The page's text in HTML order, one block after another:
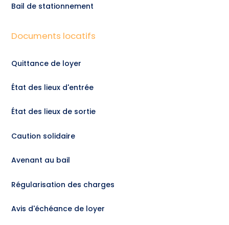
Bail de stationnement
Documents locatifs
Quittance de loyer
État des lieux d'entrée
État des lieux de sortie
Caution solidaire
Avenant au bail
Régularisation des charges
Avis d'échéance de loyer